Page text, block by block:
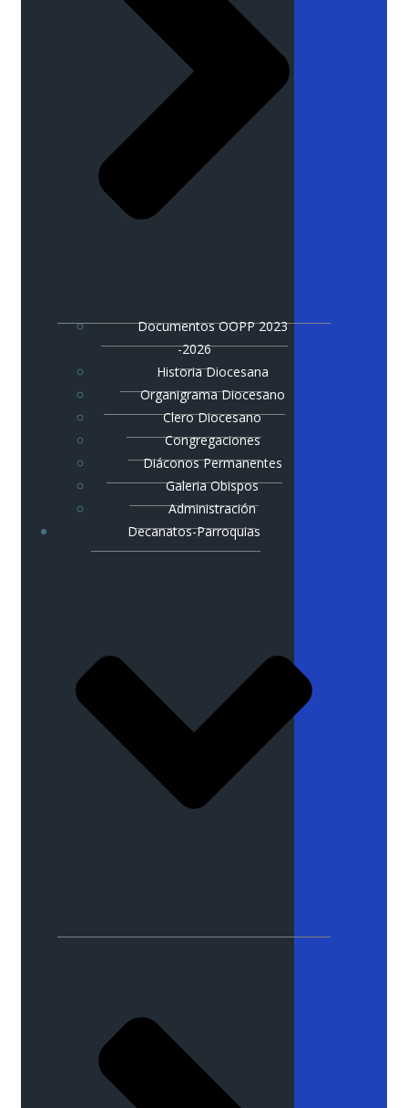
Documentos OOPP 2023
-2026
Historia Diocesana
Organigrama Diocesano
Clero Diocesano
Congregaciones
Diáconos Permanentes
Galeria Obispos
Administración
Decanatos-Parroquias